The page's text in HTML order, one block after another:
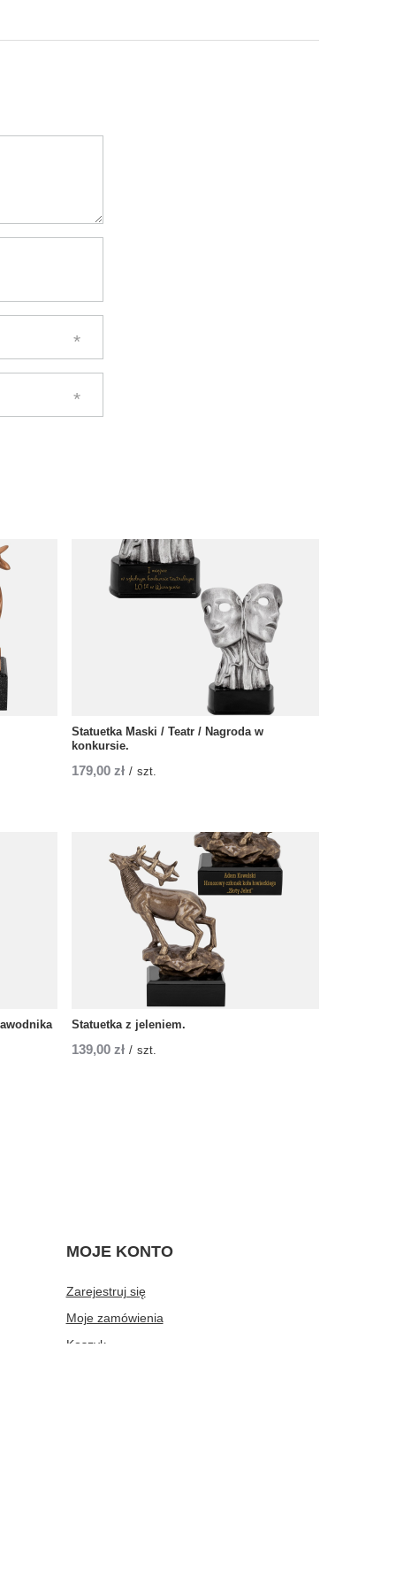
Statuetka Maski / Teatr / Nagroda w
konkursie.
179,00 zł / szt.
Statuetka z jeleniem.
139,00 zł / szt.
MOJE KONTO
Zarejestruj się
Moje zamówienia
Koszyk